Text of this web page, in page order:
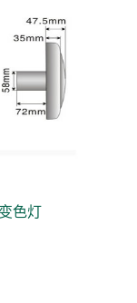
色灯